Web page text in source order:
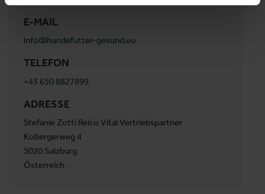
E-MAIL
info@hundefutter-gesund.eu
TELEFON
+43 650 8827899
ADRESSE
Stefanie Zotti Reico Vital Vertriebspartner
Kobergerweg 4
5020 Salzburg
Österreich